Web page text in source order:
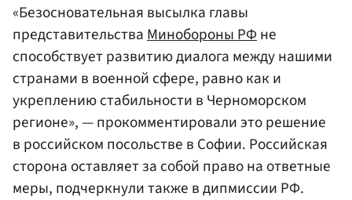
«Безосновательная высылка главы
представительства Минобороны РФне
способствует развитию диалога между нашими
странами в военной сфере, равно как и
укреплению стабильности в Черноморском
регионе», — прокомментировали это решение
в российском посольстве в Софии. Российская
сторона оставляет за собой право на ответные
меры, подчеркнули также в дипмиссии РФ.